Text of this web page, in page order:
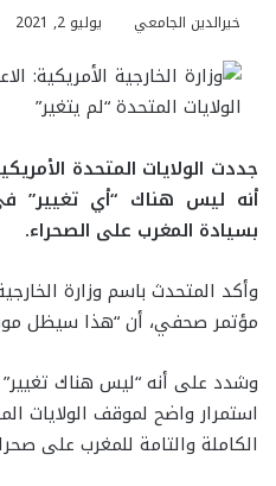
خيرالدين الجامعي يوليو 2, 2021
جددت الولايات المتحدة
أنه ليس هناك “أي تغيير”
بسيادة المغرب على الصحراء.
وأكد المتحدث باسم وزارة
مؤتمر صحفي، أن “هذا سيظل
وشدد على أنه “ليس هناك
استمرار واضح لموقف الولايات
الكاملة والتامة للمغرب على